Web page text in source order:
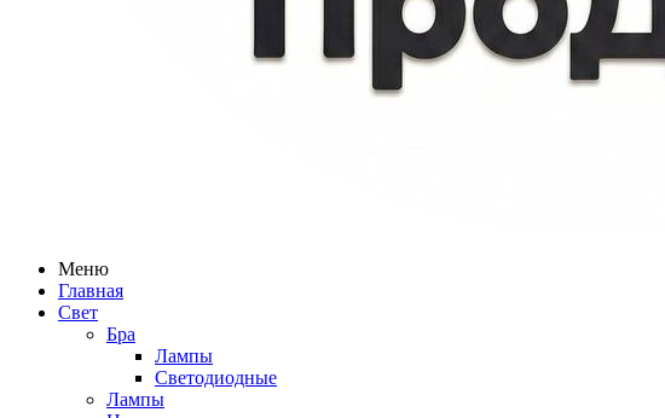
Меню
Главная
Свет
Бра
Лампы
Светодиодные
Лампы